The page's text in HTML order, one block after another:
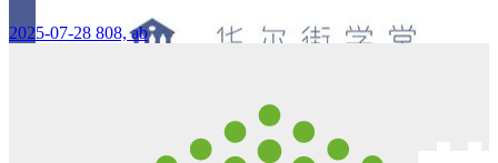
2025-07-28 808, ab